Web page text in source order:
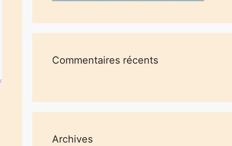
Commentaires récents
Archives